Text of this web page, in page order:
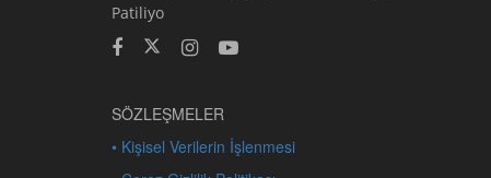
Patiliyo
SÖZLEŞMELER
• Kişisel Verilerin İşlenmesi